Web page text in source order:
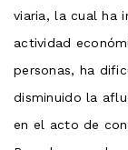
viaria, la cual ha
actividad
personas, ha
disminuido la
en el acto de